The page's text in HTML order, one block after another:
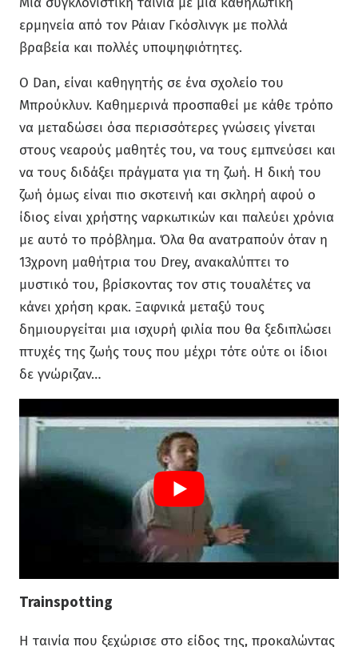
ερμηνεία από τον Ράιαν Γκόσλινγκ με πολλά
βραβεία και πολλές υποψηφιότητες.
Ο Dan, είναι καθηγητής σε ένα σχολείο του
Μπρούκλυν. Καθημερινά προσπαθεί με κάθε τρόπο
να μεταδώσει όσα περισσότερες γνώσεις γίνεται
στους νεαρούς μαθητές του, να τους εμπνεύσει και
να τους διδάξει πράγματα για τη ζωή. Η δική του
ζωή όμως είναι πιο σκοτεινή και σκληρή αφού ο
ίδιος είναι χρήστης ναρκωτικών και παλεύει χρόνια
με αυτό το πρόβλημα. Όλα θα ανατραπούν όταν η
13χρονη μαθήτρια του Drey, ανακαλύπτει το
μυστικό του, βρίσκοντας τον στις τουαλέτες να
κάνει χρήση κρακ. Ξαφνικά μεταξύ τους
δημιουργείται μια ισχυρή φιλία που θα ξεδιπλώσει
πτυχές της ζωής τους που μέχρι τότε ούτε οι ίδιοι
δε γνώριζαν…
Trainspotting
Η ταινία που ξεχώρισε στο είδος της, προκαλώντας